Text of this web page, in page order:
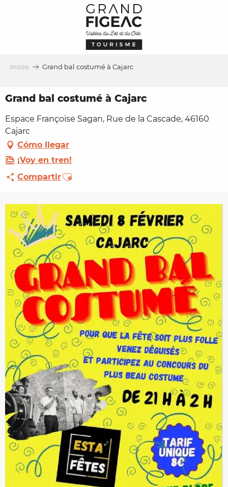
Inicio Grand bal costumé à Cajarc
Grand bal costumé à Cajarc
Espace Françoise Sagan, Rue de la Cascade, 46160
Cajarc
Cómo llegar
¡Voy en tren!
CompartirAjouter aux favoris